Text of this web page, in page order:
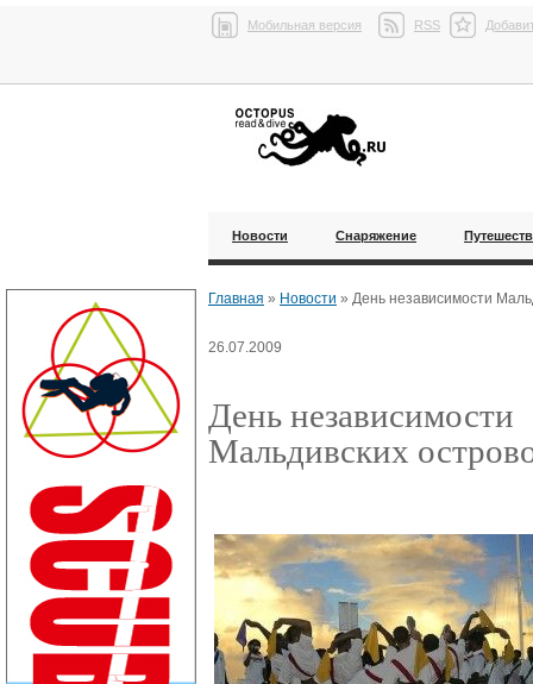
Мобильная версия RSS
Новости Снаряжение
Главная » Новости » День независимости
26.07.2009
День независимости
Мальдивских